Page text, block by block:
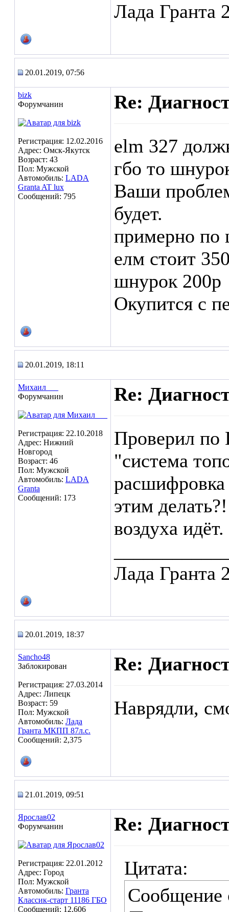
Лада Гранта
20.01.2019, 07:56
bizk
Форумчанин
Регистрация: 12.02.2016
Адрес: Омск-Якутск
Возраст: 43
Пол: Мужской
Автомобиль: LADA
Granta AT lux
Сообщений: 795
Re:
elm 327
гбо то
Ваши
будет.
примерно по
елм стоит
шнурок 200р
Окупится с
20.01.2019, 18:11
Михаил___
Форумчанин
Регистрация: 22.10.2018
Адрес: Нижний
Новгород
Возраст: 46
Пол: Мужской
Автомобиль: LADA
Granta
Сообщений: 173
Re:
Проверил
"система
расшифровка
этим
воздуха идёт.
Лада Гранта
20.01.2019, 18:37
Sancho48
Заблокирован
Регистрация: 27.03.2014
Адрес: Липецк
Возраст: 59
Пол: Мужской
Автомобиль: Лада
Гранта МКПП 87л.с.
Сообщений: 2,375
Re:
Наврядли,
21.01.2019, 09:51
Ярослав02
Форумчанин
Регистрация: 22.01.2012
Адрес: Город
Пол: Мужской
Автомобиль: Гранта
Классик-старт 11186 ГБО
Сообщений: 12,606
Re:
Цитата:
Сообщение